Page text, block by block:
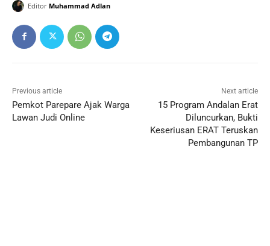
Editor Muhammad Adlan
Previous article
Pemkot Parepare Ajak Warga
Lawan Judi Online
Next article
15 Program Andalan Erat
Diluncurkan, Bukti
Keseriusan ERAT Teruskan
Pembangunan TP